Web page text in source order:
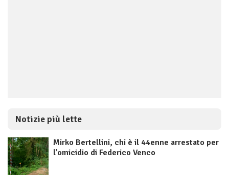
Notizie più lette
Mirko Bertellini, chi è il 44enne arrestato per
l’omicidio di Federico Venco